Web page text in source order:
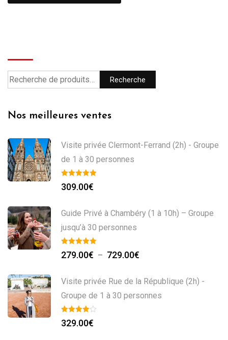
Recherche
Nos meilleures ventes
Visite privée Clermont-Ferrand (2h) - Groupe
de 1 à 30 personnes
309.00€
Guide Privé à Chambéry (1 à 10h) – Groupe
jusqu’à 30 personnes
279.00€ – 729.00€
Visite privée Rue de la République (2h) -
Groupe de 1 à 30 personnes
329.00€